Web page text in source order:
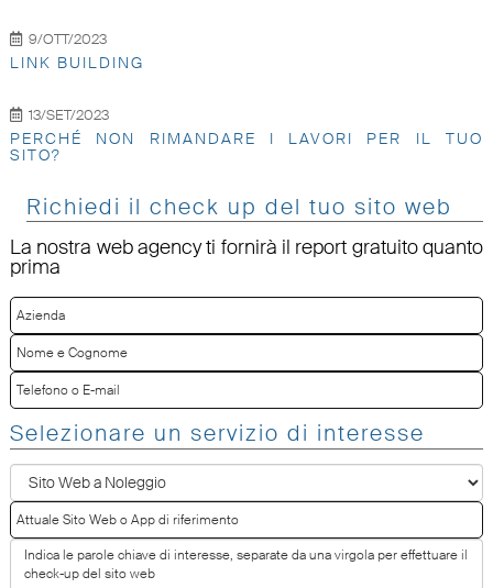
9/OTT/2023
LINK BUILDING
13/SET/2023
PERCHÉ NON RIMANDARE I LAVORI PER IL TUO
SITO?
Richiedi il check up del tuo sito web
La nostra web agency ti fornirà il report gratuito quanto
prima
Selezionare un servizio di interesse